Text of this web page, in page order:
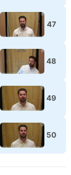
47
48
49
50